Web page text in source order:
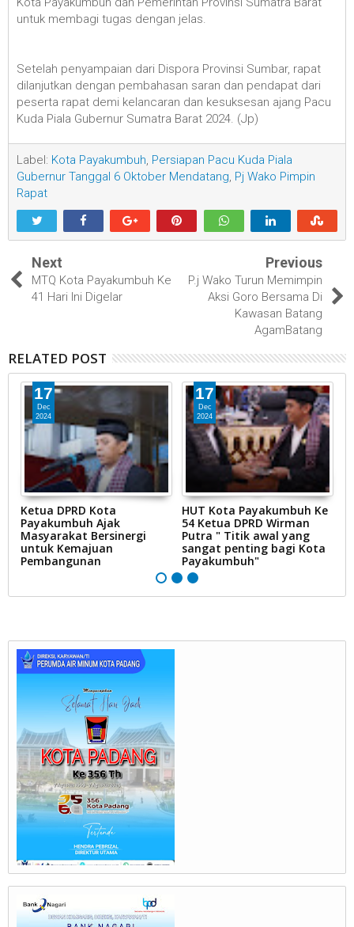
untuk membagi tugas dengan jelas.
Setelah penyampaian dari Dispora Provinsi Sumbar, rapat
dilanjutkan dengan pembahasan saran dan pendapat dari
peserta rapat demi kelancaran dan kesuksesan ajang Pacu
Kuda Piala Gubernur Sumatra Barat 2024. (Jp)
Label: Kota Payakumbuh, Persiapan Pacu Kuda Piala
Gubernur Tanggal 6 Oktober Mendatang, Pj Wako Pimpin
Rapat
Next
MTQ Kota Payakumbuh Ke
41 Hari Ini Digelar
Previous
P.j Wako Turun Memimpin
Aksi Goro Bersama Di
Kawasan Batang
AgamBatang
RELATED POST
17
Dec
2024
Ketua DPRD Kota
Payakumbuh Ajak
Masyarakat Bersinergi
untuk Kemajuan
Pembangunan
17
Dec
2024
HUT Kota Payakumbuh Ke
54 Ketua DPRD Wirman
Putra " Titik awal yang
sangat penting bagi Kota
Payakumbuh"